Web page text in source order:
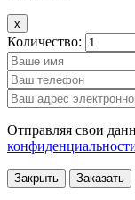
x
Количество:
Отправляя свои
Закрыть Заказать